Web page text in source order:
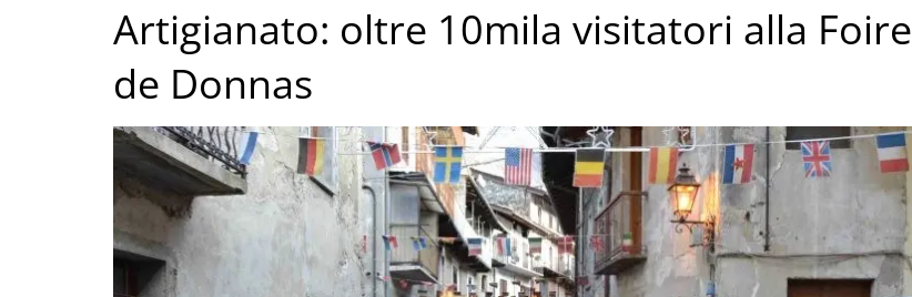
Artigianato: oltre 10mila visitatori alla Foire
de Donnas